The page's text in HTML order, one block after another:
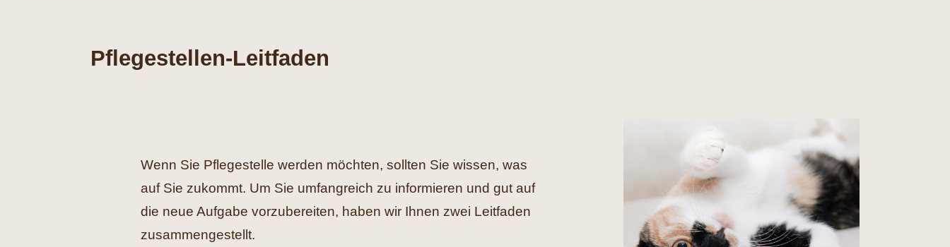
Pflegestellen-Leitfaden
Wenn Sie Pflegestelle werden möchten, sollten Sie wissen, was
auf Sie zukommt. Um Sie umfangreich zu informieren und gut auf
die neue Aufgabe vorzubereiten, haben wir Ihnen zwei Leitfaden
zusammengestellt.